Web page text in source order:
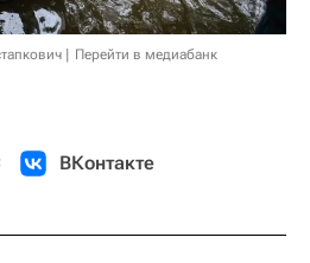
Перейти в медиабанк
ВКонтакте